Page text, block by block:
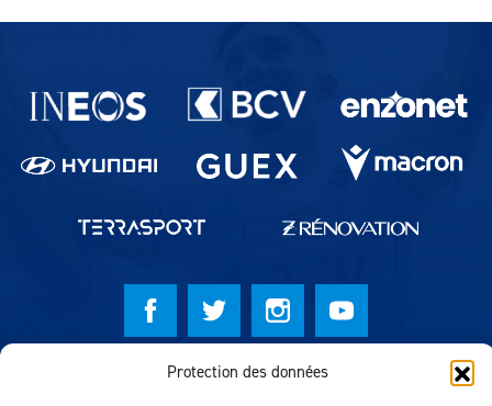
Protection des données
Partenaires du lausanne-Sport
© Lausanne Sport Football Club 2026